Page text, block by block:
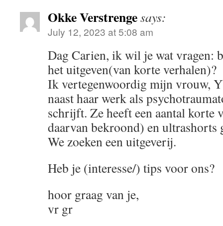
Okke Verstrengesays:
July 12, 2023 at 5:08 am
Dag Carien, ik wil je wat vragen:
het uitgeven(van korte verhalen)?
Ik vertegenwoordig mijn vrouw,
naast haar werk als
schrijft. Ze heeft een aantal korte
daarvan bekroond) en ultrashorts
We zoeken een uitgeverij.
Heb je (interesse/) tips voor ons?
hoor graag van je,
vr gr